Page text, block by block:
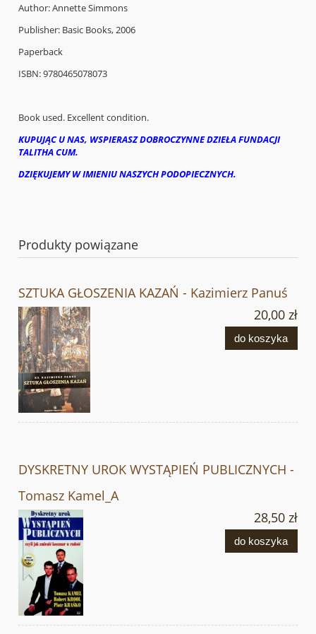
Author: Annette Simmons
Publisher: Basic Books, 2006
Paperback
ISBN: 9780465078073
Book used. Excellent condition.
KUPUJĄC U NAS, WSPIERASZ DOBROCZYNNE DZIEŁA FUNDACJI
TALITHA CUM.
DZIĘKUJEMY W IMIENIU NASZYCH PODOPIECZNYCH.
Produkty powiązane
SZTUKA GŁOSZENIA KAZAŃ - Kazimierz Panuś
20,00 zł
do koszyka
DYSKRETNY UROK WYSTĄPIEŃ PUBLICZNYCH -
Tomasz Kamel_A
28,50 zł
do koszyka